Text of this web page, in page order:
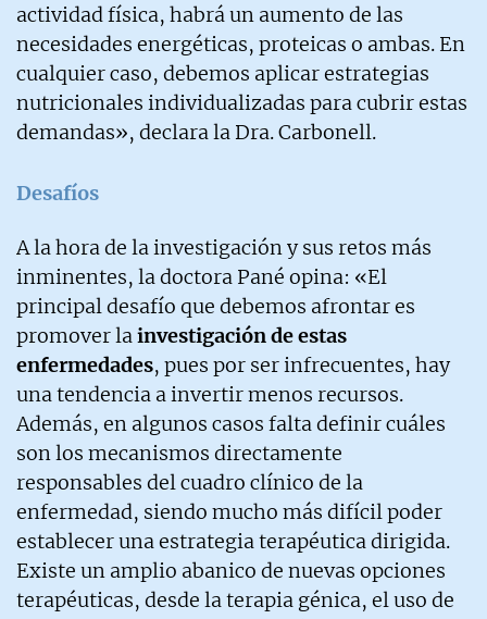
actividad física, habrá un aumento de las
necesidades energéticas, proteicas o ambas. En
cualquier caso, debemos aplicar estrategias
nutricionales individualizadas para cubrir estas
demandas», declara la Dra. Carbonell.
Desafíos
A la hora de la investigación y sus retos más
inminentes, la doctora Pané opina: «El
principal desafío que debemos afrontar es
promover lainvestigación de estas
enfermedades, pues por ser infrecuentes, hay
una tendencia a invertir menos recursos.
Además, en algunos casos falta definir cuáles
son los mecanismos directamente
responsables del cuadro clínico de la
enfermedad, siendo mucho más difícil poder
establecer una estrategia terapéutica dirigida.
Existe un amplio abanico de nuevas opciones
terapéuticas, desde la terapia génica, el uso de